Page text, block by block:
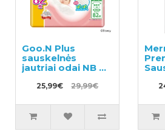
Goo.N Plus
sauskelnės
jautriai odai NB 0–
25,99€ 29,99€